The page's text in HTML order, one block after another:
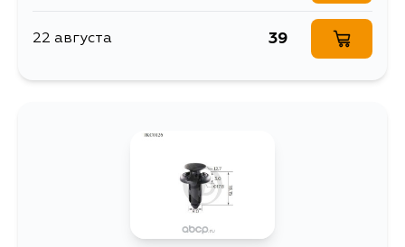
22 августа 39